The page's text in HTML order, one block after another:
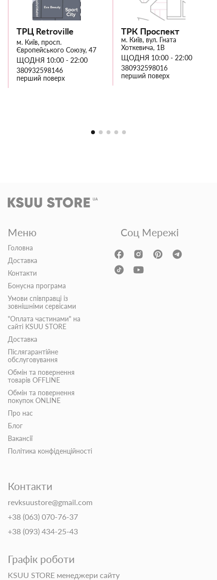
ТРЦ Retroville
м. Київ, просп.
Європейського Союзу, 47
ЩОДНЯ 10:00 - 22:00
380932598146
перший поверх
ТРК Проспект
м. Київ, вул. Гната
Хоткевича, 1В
ЩОДНЯ 10:00 - 22:00
380932598016
перший поверх
Меню
Головна
Доставка
Контакти
Бонусна програма
Умови співправці із
зовнішніми сервісами
"Оплата частинами" на
сайті KSUU STORE
Доставка
Післягарантійне
обслуговування
Обмін та повернення
товарів OFFLINE
Обмін та повернення
покупок ONLINE
Про нас
Блог
Вакансії
Політика конфіденційності
Контакти
revksuustore@gmail.com
+38 (063) 070-76-37
+38 (093) 434-25-43
Графік роботи
KSUU STORE менеджери сайту
Соц Мережі